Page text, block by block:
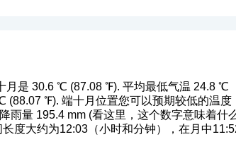
月是 30.6 ℃ (87.08 ℉). 平均最低气温 24.8 ℃
℉). 端十月位置您可以预期较低的温度
雨量 195.4 mm (看这里，这个数字意味着什
度大约为12:03（小时和分钟），在月中